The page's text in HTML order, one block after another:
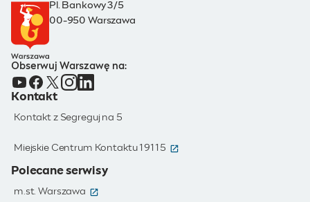
Pl. Bankowy 3/5
00-950 Warszawa
Obserwuj Warszawę na:
Kontakt
Kontakt z Segreguj na 5
Miejskie Centrum Kontaktu 19115 (otwiera się w nowym oknie)
Polecane serwisy
m.st. Warszawa (otwiera się w nowym oknie)